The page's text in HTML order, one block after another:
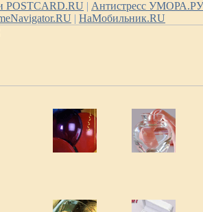
POSTCARD.RU | Антистресс УМОРА.РУ
| НаМобильник.RU